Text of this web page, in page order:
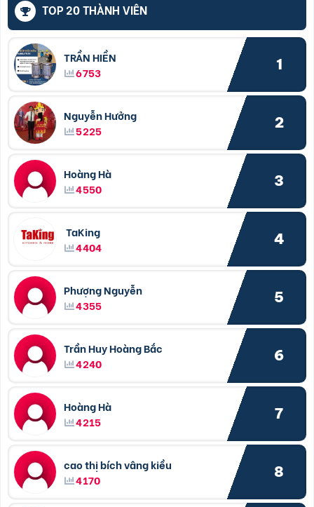
TOP 20 THÀNH VIÊN
TRẦN HIỀN
6753
1
Nguyễn Hưởng
5225
2
Hoàng Hà
4550
3
TaKing
4404
4
Phượng Nguyễn
4355
5
Trần Huy Hoàng Bắc
4240
6
Hoàng Hà
4215
7
cao thị bích vâng kiều
4170
8